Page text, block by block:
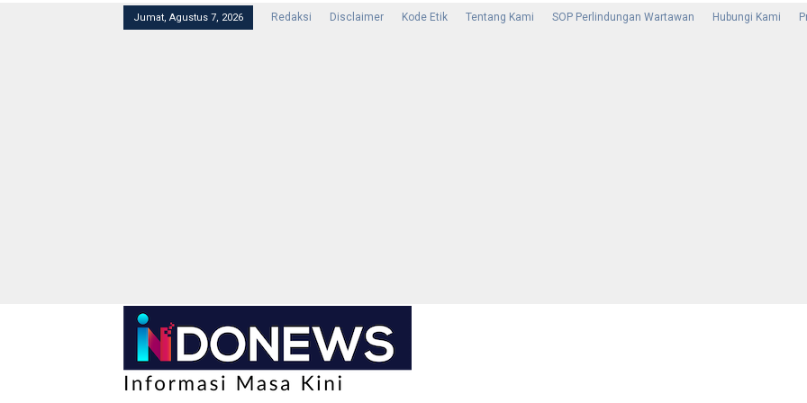
Jumat, Agustus 7, 2026 Redaksi Disclaimer Kode Etik Tentang Kami SOP Perlindungan Wartawan Hubungi Kami